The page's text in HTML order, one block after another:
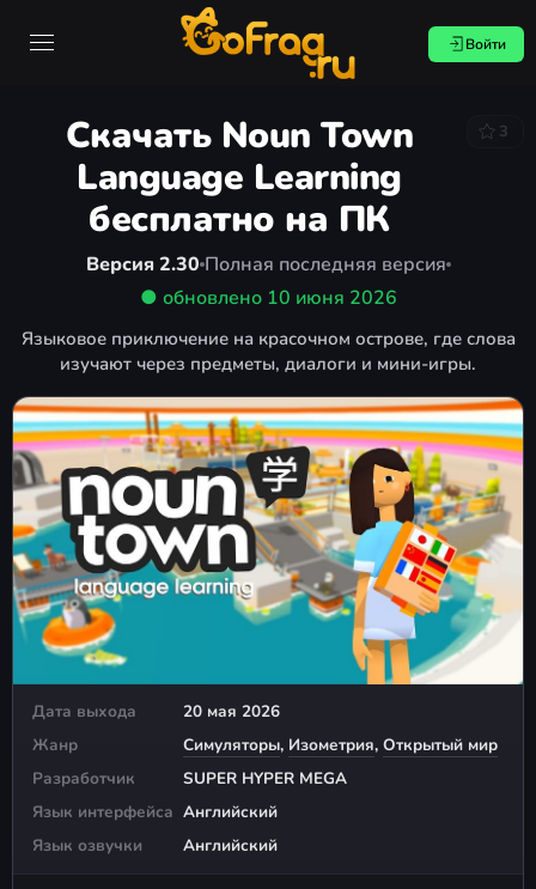
Войти
Скачать Noun Town
Language Learning
бесплатно на ПК
3
Версия 2.30 Полная последняя версия
● обновлено 10 июня 2026
Языковое приключение на красочном острове, где слова
изучают через предметы, диалоги и мини-игры.
Дата выхода
20 мая 2026
Жанр
Симуляторы, Изометрия, Открытый мир
Разработчик
SUPER HYPER MEGA
Язык интерфейса Английский
Язык озвучки
Английский